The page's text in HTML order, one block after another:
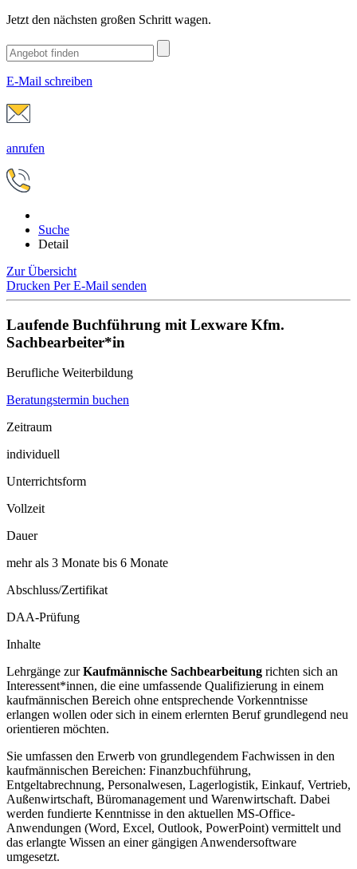
Jetzt den nächsten großen Schritt wagen.
E-Mail schreiben
anrufen
Suche
Detail
Zur Übersicht
Drucken Per E-Mail senden
Laufende Buchführung mit Lexware Kfm.
Sachbearbeiter*in
Berufliche Weiterbildung
Beratungstermin buchen
Zeitraum
individuell
Unterrichtsform
Vollzeit
Dauer
mehr als 3 Monate bis 6 Monate
Abschluss/Zertifikat
DAA-Prüfung
Inhalte
Lehrgänge zurKaufmännische Sachbearbeitung richten sich an
Interessent*innen, die eine umfassende Qualifizierung in einem
kaufmännischen Bereich ohne entsprechende Vorkenntnisse
erlangen wollen oder sich in einem erlernten Beruf grundlegend neu
orientieren möchten.
Sie umfassen den Erwerb von grundlegendem Fachwissen in den
kaufmännischen Bereichen: Finanzbuchführung,
Entgeltabrechnung, Personalwesen, Lagerlogistik, Einkauf, Vertrieb,
Außenwirtschaft, Büromanagement und Warenwirtschaft. Dabei
werden fundierte Kenntnisse in den aktuellen MS-Office-
Anwendungen (Word, Excel, Outlook, PowerPoint) vermittelt und
das erlangte Wissen an einer gängigen Anwendersoftware
umgesetzt.